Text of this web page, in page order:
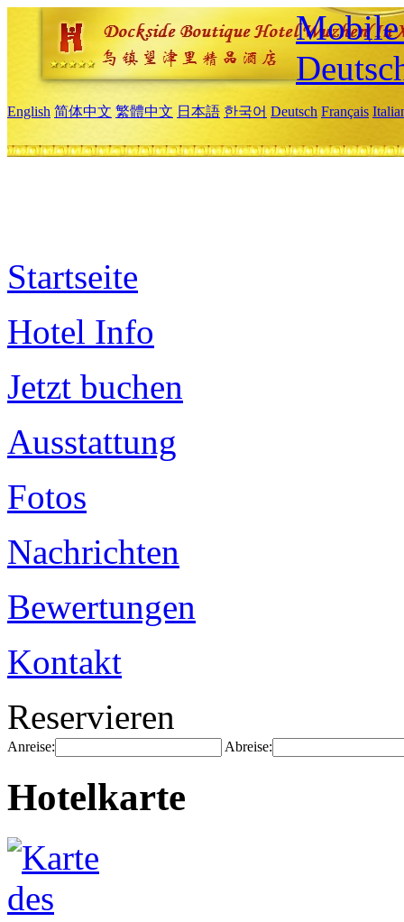
Mobile
English 简体中文 繁體中文 日本語 한국어 Deutsch Français
Startseite
Hotel Info
Jetzt buchen
Ausstattung
Fotos
Nachrichten
Bewertungen
Kontakt
Reservieren
Anreise: Abreise:
Hotelkarte